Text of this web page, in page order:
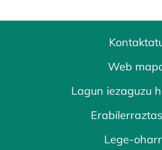
Web
Lagun iezaguzu
Lege-